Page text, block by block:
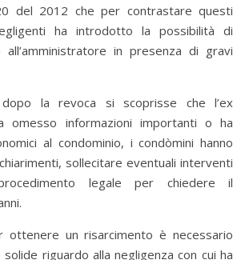
del 2012 che per contrastare questi
ha introdotto la possibilità di
all’amministratore in presenza di gravi
la revoca si scoprisse che l’ex
omesso informazioni importanti o ha
al condominio, i condòmini hanno
sollecitare eventuali interventi
legale per chiedere il
ottenere un risarcimento è necessario
riguardo alla negligenza con cui ha